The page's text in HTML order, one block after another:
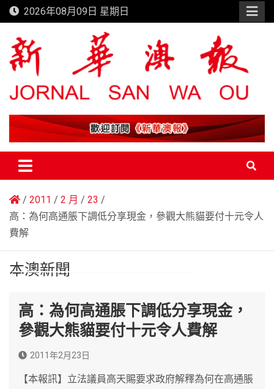
Skip
to
content
2026年08月09日 星期日
新華澳報
2011 2 月
23
高：為何高通脹下調低分享現金，參觀大熊貓要付十元令人
費解
本澳新聞
高：為何高通脹下調低分享現金，
參觀大熊貓要付十元令人費解
2011年2月23日
【本報訊】立法議員高天賜要求政府解釋為何在高通脹